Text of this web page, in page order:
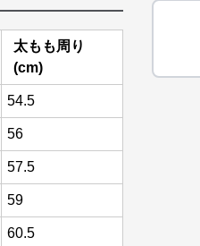
太もも周り
(cm)
54.5
56
57.5
59
60.5